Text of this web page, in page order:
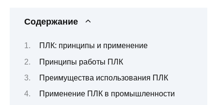
Содержание
ПЛК: принципы и применение
Принципы работы ПЛК
Преимущества использования ПЛК
Применение ПЛК в промышленности